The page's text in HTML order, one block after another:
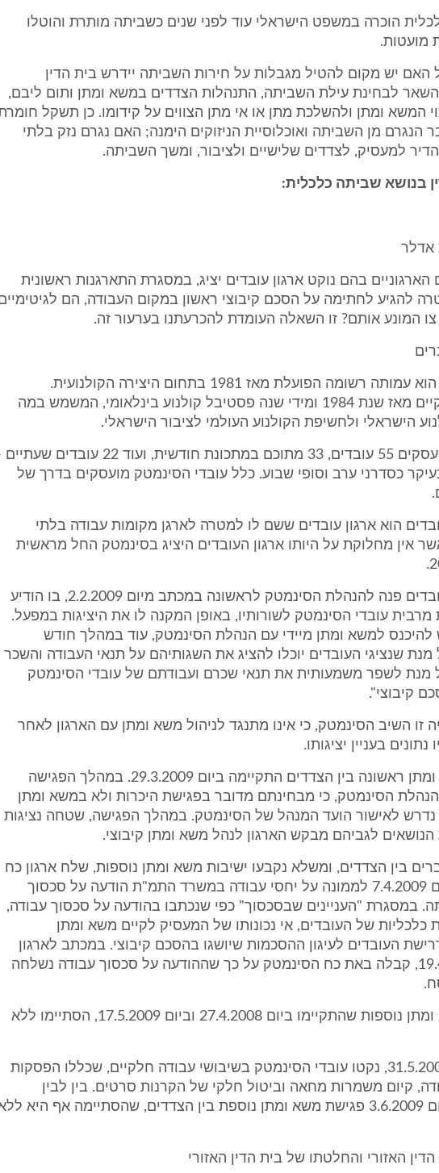
הוכרה במשפט הישראלי עוד לפני שנים כשביתה מותרת והוטלו
מועטות.
האם יש מקום להטיל מגבלות על חירות השביתה יידרש בית הדין
השאר לבחינת עילת השביתה, התנהלות הצדדים במשא ומתן ותום ליבם,
המשא ומתן ולהשלכת מתן או אי מתן הצווים על קידומו. כן תשקל
הנגרם מן השביתה ואוכלוסיית הניזוקים הימנה; האם נגרם נזק בלתי
למעסיק, לצדדים שלישיים ולציבור, ומשך השביתה.
בנושא שביתה כלכלית:
אדלר
בהם נוקט ארגון עובדים יציג, במסגרת התארגנות ראשונית
להגיע לחתימה על הסכם קיבוצי ראשון במקום העבודה, הם
צו המונע אותם? זו השאלה העומדת להכרעתנו בערעור זה.
2. הסינמטק הוא עמותה רשומה הפועלת מאז 1981 בתחום היצירה הקולנועית.
הסינמטק מקיים מאז שנת 1984 ומידי שנה פסטיבל קולנוע בינלאומי, המשמש במה
הישראלי ולחשיפת הקולנוע העולמי לציבור הישראלי.
בסינמטק מועסקים 55 עובדים, 33 מתוכם במתכונת חודשית, ועוד 22 עובדים
כסדרני ערב וסופי שבוע. כלל עובדי הסינמטק מועסקים בדרך של
הוא ארגון עובדים ששם לו למטרה לארגן מקומות עבודה בלתי
אין מחלוקת על היותו ארגון העובדים היציג בסינמטק החל מראשית
ארגון כח לעובדים פנה להנהלת הסינמטק לראשונה במכתב מיום 2.2.2009, בו הודיע
עובדי הסינמטק לשורותיו, באופן המקנה לו את היציגות במפעל.
להיכנס למשא ומתן מיידי עם הנהלת הסינמטק, עוד במהלך חודש
שנציגי העובדים יוכלו להציג את השגותיהם על תנאי העבודה והשכר
מנת לשפר משמעותית את תנאי שכרם ועבודתם של עובדי הסינמטק
קיבוצי".
זו השיב הסינמטק, כי אינו מתנגד לניהול משא ומתן עם הארגון לאחר
נתונים בעניין יציגותו.
פגישת משא ומתן ראשונה בין הצדדים התקיימה ביום 29.3.2009. במהלך הפגישה
הנהלת הסינמטק, כי מבחינתם מדובר בפגישת היכרות ולא במשא ומתן
נדרש לאישור הועד המנהל של הסינמטק. במהלך הפגישה, שטחה נציגות
לגביהם מבקש הארגון לנהל משא ומתן קיבוצי.
בין הצדדים, ומשלא נקבעו ישיבות משא ומתן נוספות, שלח ארגון כח
לעובדים ביום 7.4.2009 לממונה על יחסי עבודה במשרד התמ"ת הודעה על סכסוך
במסגרת "העניינים שבסכסוך" כפי שנכתבו בהודעה על סכסוך עבודה,
כלכליות של העובדים, אי נכונותו של המעסיק לקיים משא ומתן
העובדים לעיגון ההסכמות שיושגו בהסכם קיבוצי. במכתב לארגון
מיום 19.4.2009, קבלה באת כח הסינמטק על כך שההודעה על סכסוך עבודה נשלחה
ישיבות משא ומתן נוספות שהתקיימו ביום 27.4.2008 וביום 17.5.2009, הסתיימו ללא
החל מיום 31.5.2009, נקטו עובדי הסינמטק בשיבושי עבודה חלקיים, שכללו הפסקות
קיום משמרות מחאה וביטול חלקי של הקרנות סרטים. בין לבין
התקיימה ביום 3.6.2009 פגישת משא ומתן נוספת בין הצדדים, שהסתיימה אף היא
האזורי והחלטתו של בית הדין האזורי